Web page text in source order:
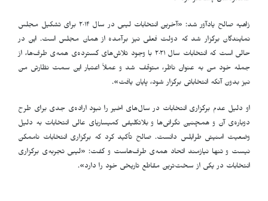
زاهیه صالح یادآور شد: «آخرین انتخابات لیبی در سال ۲۰۱۴ برای تشکیل مجلس
نمایندگان برگزار شد که دولت فعلی نیز برآمده از همان مجلس است. این در
حالی است که انتخابات سال ۲۰۲۱ با وجود تلاش‌های گسترده‌ی همه‌ی طرف‌ها، از
جمله خود من به عنوان ناظر، متوقف شد و عملاً اعتبار این سمت نظارتی من
نیز بدون آنکه انتخاباتی برگزار شود، پایان یافت».
او دلیل عدم برگزاری انتخابات در سال‌های اخیر را نبود اراده‌ی جدی برای طرح
دوباره‌ی آن و همچنین نگرانی‌ها و بلاتکلیفی کمیساریای عالی انتخابات به دلیل
وضعیت امنیتی طرابلس دانست. صالح تأکید کرد که برگزاری انتخابات ناممکن
نیست و تنها نیازمند اتحاد همه‌ی طرف‌هاست و گفت: «لیبی تجربه‌ی برگزاری
انتخابات در یکی از سخت‌ترین مقاطع تاریخی خود را دارد».